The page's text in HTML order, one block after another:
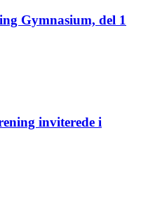
Gymnasium, del 1
inviterede i